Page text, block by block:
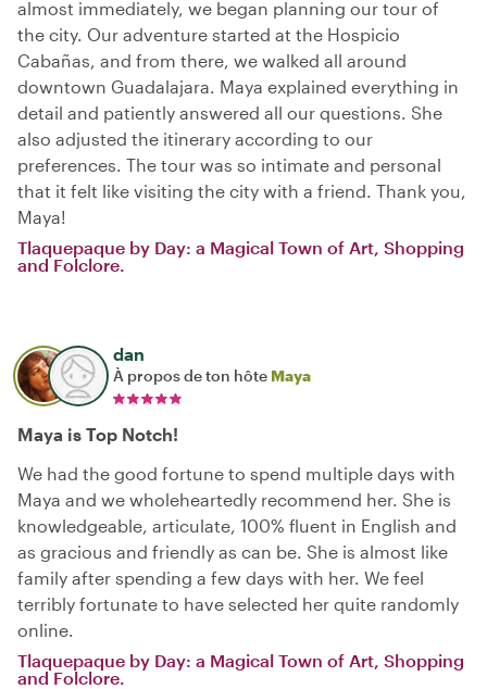
almost immediately, we began planning our tour of
the city. Our adventure started at the Hospicio
Cabañas, and from there, we walked all around
downtown Guadalajara. Maya explained everything in
detail and patiently answered all our questions. She
also adjusted the itinerary according to our
preferences. The tour was so intimate and personal
that it felt like visiting the city with a friend. Thank you,
Maya!
Tlaquepaque by Day: a Magical Town of Art, Shopping
and Folclore.
dan
À propos de ton hôte Maya
Maya is Top Notch!
We had the good fortune to spend multiple days with
Maya and we wholeheartedly recommend her. She is
knowledgeable, articulate, 100% fluent in English and
as gracious and friendly as can be. She is almost like
family after spending a few days with her. We feel
terribly fortunate to have selected her quite randomly
online.
Tlaquepaque by Day: a Magical Town of Art, Shopping
and Folclore.